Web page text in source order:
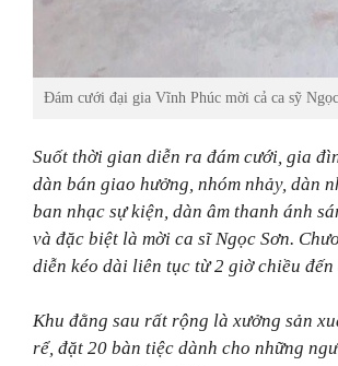
Đám cưới đại gia Vĩnh Phúc mời cả ca sỹ
Suốt thời gian diễn ra đám cưới, gia
dàn bán giao hưởng, nhóm nhảy, dàn
ban nhạc sự kiện, dàn âm thanh ánh
và đặc biệt là mời ca sĩ Ngọc Sơn.
diễn kéo dài liên tục từ 2 giờ chiều
Khu đằng sau rất rộng là xưởng sản
rể, đặt 20 bàn tiệc dành cho những